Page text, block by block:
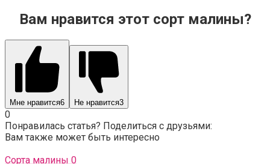
Вам нравится этот сорт малины?
Мне нравится6 Не нравится3
0
Понравилась статья? Поделиться с друзьями:
Вам также может быть интересно
Сорта малины 0